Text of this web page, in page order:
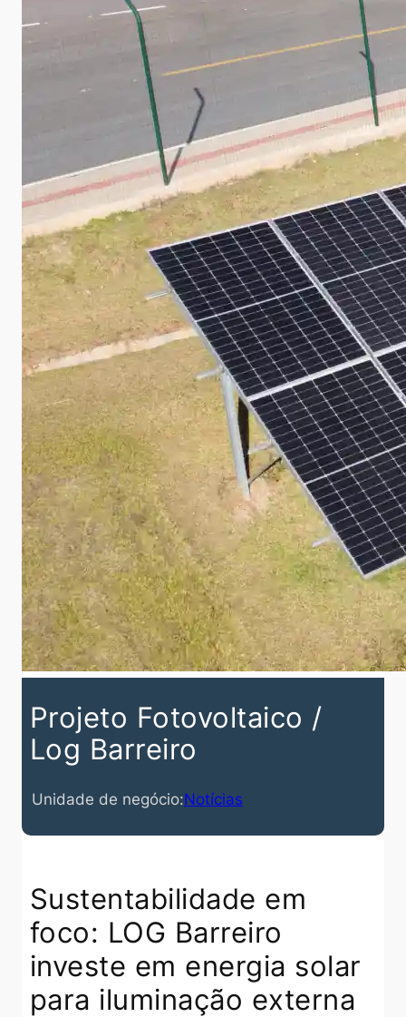
Projeto Fotovoltaico /
Log Barreiro
Unidade de negócio:Notícias
Sustentabilidade em
foco: LOG Barreiro
investe em energia solar
para iluminação externa